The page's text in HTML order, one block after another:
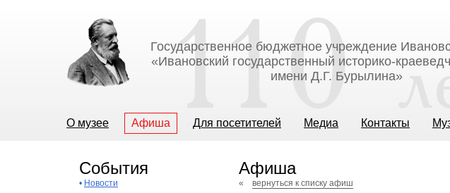
Государственное бюджетное учреждение
«Ивановский государственный историко-
имени Д.Г. Бурылина»
О музее Афиша Для посетителей Медиа Контакты
События
• Новости
Афиша
« вернуться к списку афиш